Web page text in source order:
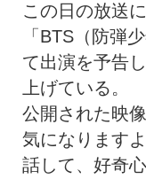
この日の放送
「BTS（防弾
て出演を予告
上げている。
公開された映
気になります
話して、好奇